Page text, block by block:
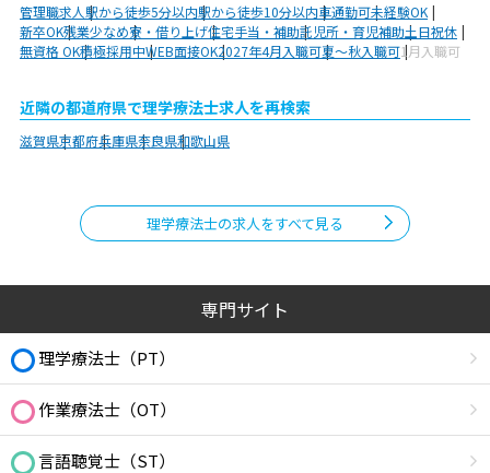
管理職求人駅から徒歩5分以内駅から徒歩10分以内車通勤可未経験OK
新卒OK残業少なめ寮・借り上げ住宅手当・補助託児所・育児補助土日祝休
無資格 OK積極採用中WEB面接OK2027年4月入職可夏～秋入職可1月入職可
近隣の都道府県で理学療法士求人を再検索
滋賀県京都府兵庫県奈良県和歌山県
理学療法士の求人をすべて見る
専門サイト
理学療法士（PT）
作業療法士（OT）
言語聴覚士（ST）